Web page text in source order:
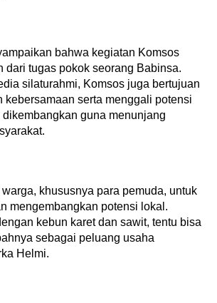
bahwa kegiatan Komsos
dari tugas pokok seorang Babinsa.
silaturahmi, Komsos juga bertujuan
kebersamaan serta menggali potensi
guna menunjang
khususnya para pemuda, untuk
mengembangkan potensi lokal.
kebun karet dan sawit, tentu bisa
sebagai peluang usaha
Helmi.